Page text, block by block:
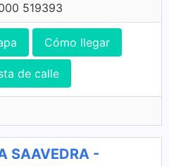
519393
Cómo llegar
de calle
SAAVEDRA -